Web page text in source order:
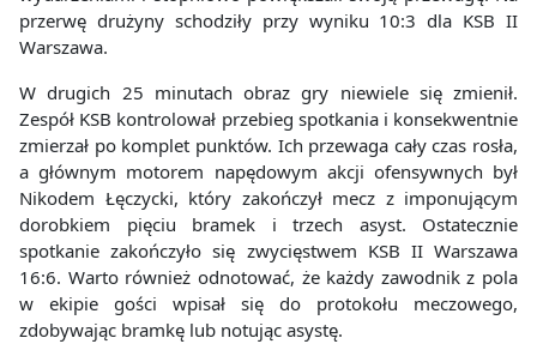
przerwę drużyny schodziły przy wyniku 10:3 dla KSB II
Warszawa.
W drugich 25 minutach obraz gry niewiele się zmienił.
Zespół KSB kontrolował przebieg spotkania i konsekwentnie
zmierzał po komplet punktów. Ich przewaga cały czas rosła,
a głównym motorem napędowym akcji ofensywnych był
Nikodem Łęczycki, który zakończył mecz z imponującym
dorobkiem pięciu bramek i trzech asyst. Ostatecznie
spotkanie zakończyło się zwycięstwem KSB II Warszawa
16:6. Warto również odnotować, że każdy zawodnik z pola
w ekipie gości wpisał się do protokołu meczowego,
zdobywając bramkę lub notując asystę.